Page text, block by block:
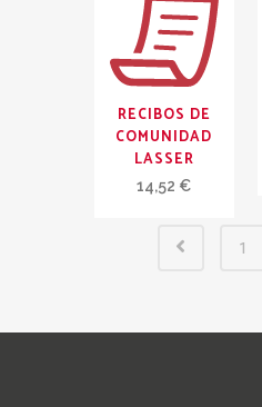
RECIBOS DE
COMUNIDAD
LASSER
14,52 €
1